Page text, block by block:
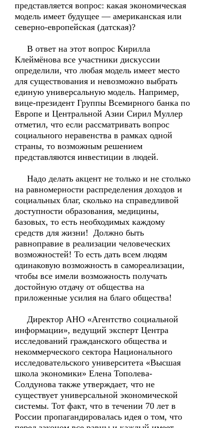
представляется вопрос: какая экономическая
модель имеет будущее — американская или
северно-европейская (датская)?
В ответ на этот вопрос Кирилла
Клеймёнова все участники дискуссии
определили, что любая модель имеет место
для существования и невозможно выбрать
единую универсальную модель. Например,
вице-президент Группы Всемирного банка по
Европе и Центральной Азии Сирил Муллер
отметил, что если рассматривать вопрос
социального неравенства в рамках одной
страны, то возможным решением
представляются инвестиции в людей.
Надо делать акцент не только и не столько
на равномерности распределения доходов и
социальных благ, сколько на справедливой
доступности образования, медицины,
базовых, то есть необходимых каждому
средств для жизни! Должно быть
равноправие в реализации человеческих
возможностей! То есть дать всем людям
одинаковую возможность в самореализации,
чтобы все имели возможность получать
достойную отдачу от общества на
приложенные усилия на благо общества!
Директор АНО «Агентство социальной
информации», ведущий эксперт Центра
исследований гражданского общества и
некоммерческого сектора Национального
исследовательского университета «Высшая
школа экономики» Елена Тополева-
Солдунова также утверждает, что не
существует универсальной экономической
системы. Тот факт, что в течении 70 лет в
России пропагандировалась идея о том, что